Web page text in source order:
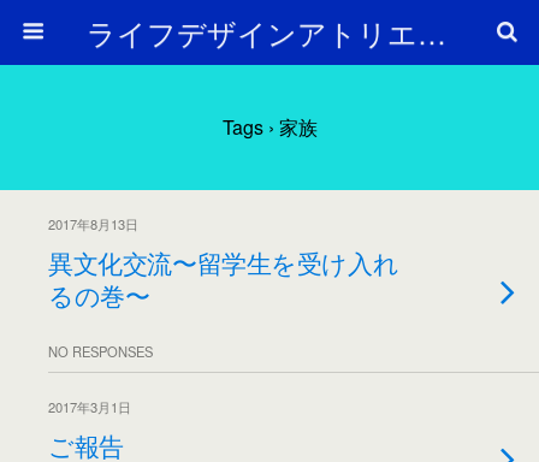
ライフデザインアトリエ Arc en Ciel
Tags › 家族
2017年8月13日
異文化交流〜留学生を受け入れ
るの巻〜
NO RESPONSES
2017年3月1日
ご報告